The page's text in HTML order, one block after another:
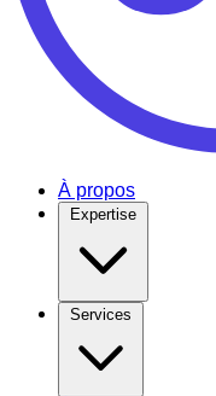
À propos
Expertise
Services